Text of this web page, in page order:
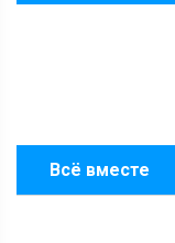
Всё вместе